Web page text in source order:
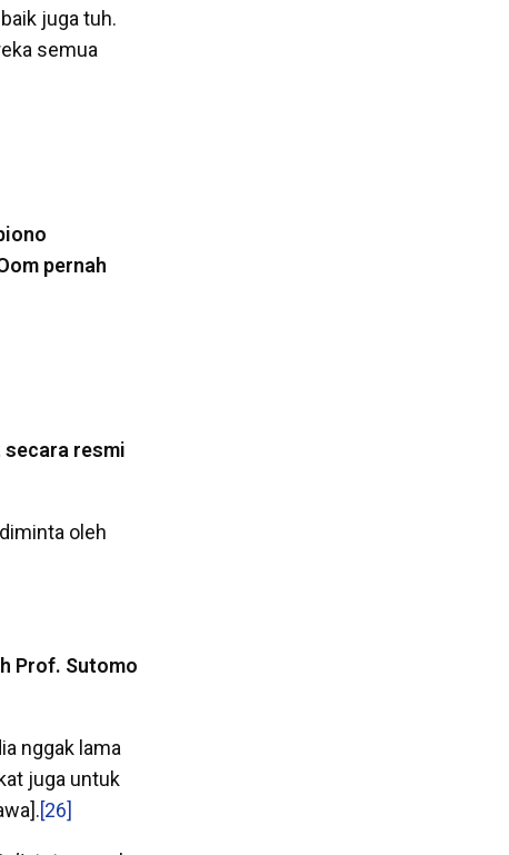
juga tuh.
semua
pernah
secara resmi
oleh
Prof. Sutomo
nggak lama
juga untuk
[26]